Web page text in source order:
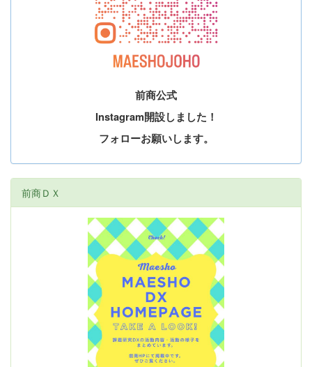
前商公式
Instagram開設しました！
フォローお願いします。
前商ＤＸ